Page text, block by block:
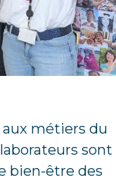
aux métiers du
sont
bien-être des